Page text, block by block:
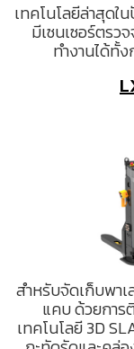
เทคโนโลยีล่าสุดใ
มีเซนเซอร์ตรว
ทำงานได้ทั้
สำหรับจัดเก็บพา
แคบ ด้วยการ
เทคโนโลยี 3D